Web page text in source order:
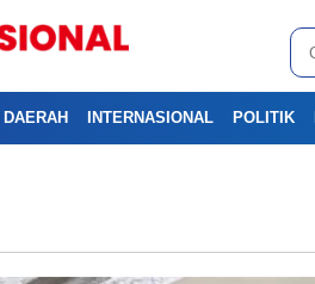
DAERAH INTERNASIONAL POLITIK